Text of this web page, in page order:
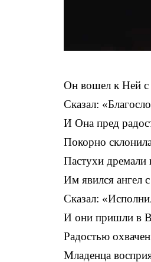
Он вошел к Ней с
Сказал:
И Она пред
Покорно
Пастухи дремали
Им явился ангел
Сказал:
И они пришли в
Радостью
Младенца